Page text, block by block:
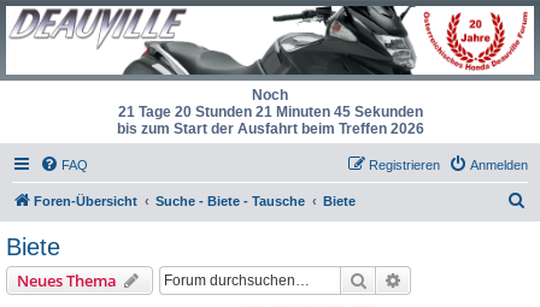
Noch
21 Tage 20 Stunden 21 Minuten 45 Sekunden
bis zum Start der Ausfahrt beim Treffen 2026
FAQ Anmelden
Registrieren
Foren-Übersicht Suche - Biete - Tausche Biete
Biete
Neues Thema Suche